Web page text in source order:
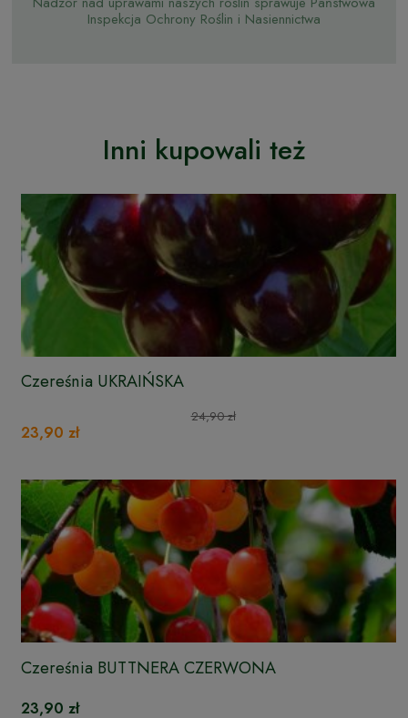
Inspekcja Ochrony Roślin i Nasiennictwa
Inni kupowali też
Czereśnia UKRAIŃSKA
24,90 zł
23,90 zł
Czereśnia BUTTNERA CZERWONA
23,90 zł